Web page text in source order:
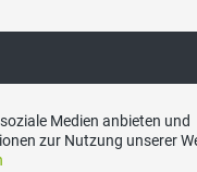
Medien anbieten und
zur Nutzung unserer